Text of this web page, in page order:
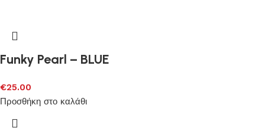
Funky Pearl – BLUE
€25.00
Προσθήκη στο καλάθι